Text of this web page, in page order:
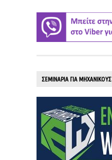
ΣΕΜΙΝΑΡΙΑ ΓΙΑ ΜΗΧΑΝΙΚΟΥΣ